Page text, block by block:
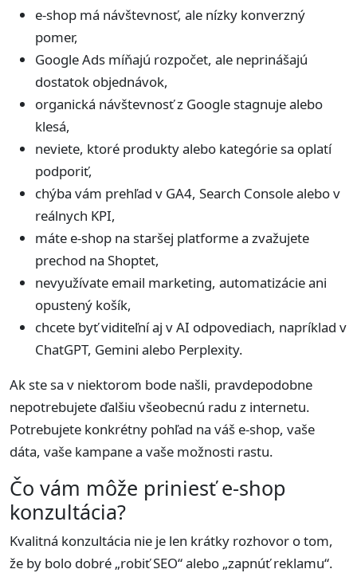
e-shop má návštevnosť, ale nízky konverzný
pomer,
Google Ads míňajú rozpočet, ale neprinášajú
dostatok objednávok,
organická návštevnosť z Google stagnuje alebo
klesá,
neviete, ktoré produkty alebo kategórie sa oplatí
podporiť,
chýba vám prehľad v GA4, Search Console alebo v
reálnych KPI,
máte e-shop na staršej platforme a zvažujete
prechod na Shoptet,
nevyužívate email marketing, automatizácie ani
opustený košík,
chcete byť viditeľní aj v AI odpovediach, napríklad v
ChatGPT, Gemini alebo Perplexity.
Ak ste sa v niektorom bode našli, pravdepodobne
nepotrebujete ďalšiu všeobecnú radu z internetu.
Potrebujete konkrétny pohľad na váš e-shop, vaše
dáta, vaše kampane a vaše možnosti rastu.
Čo vám môže priniesť e-shop
konzultácia?
Kvalitná konzultácia nie je len krátky rozhovor o tom,
že by bolo dobré „robiť SEO“ alebo „zapnúť reklamu“.